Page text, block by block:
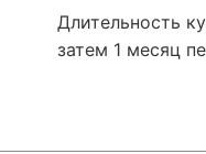
Длительность
затем 1 месяц